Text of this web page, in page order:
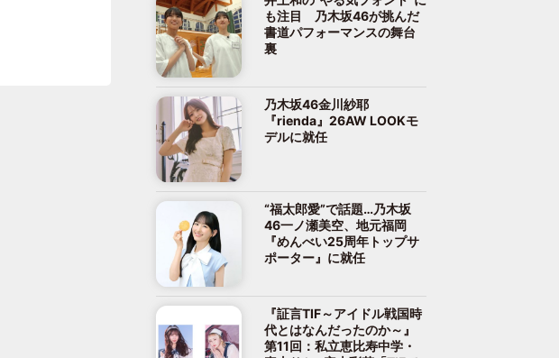
も注目 乃木坂46が挑んだ
書道パフォーマンスの舞台
裏
乃木坂46金川紗耶
『rienda』26AW LOOKモ
デルに就任
“福太郎愛”で話題…乃木坂
46一ノ瀬美空、地元福岡
『めんべい25周年トップサ
ポーター』に就任
『証言TIF～アイドル戦国時
代とはなんだったのか～』
第11回：私立恵比寿中学・